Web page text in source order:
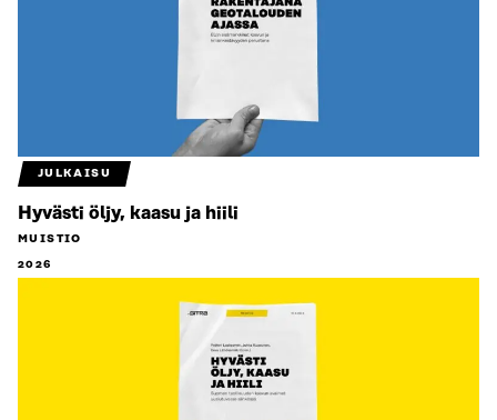
JULKAISU
Hyvästi öljy, kaasu ja hiili
MUISTIO
2026